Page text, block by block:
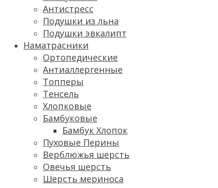
Антистресс
Подушки из льна
Подушки эвкалипт
Наматрасники
Ортопедические
Антиаллергенные
Топперы
Тенсель
Хлопковые
Бамбуковые
Бамбук Хлопок
Пуховые Перины
Верблюжья шерсть
Овечья шерсть
Шерсть мериноса